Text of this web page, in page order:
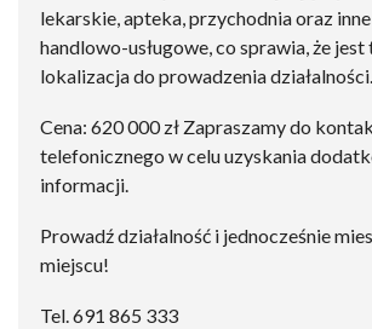
lekarskie, apteka, przychodnia oraz
handlowo-usługowe, co sprawia, że
lokalizacja do prowadzenia działalności.
Cena: 620 000 zł Zapraszamy do
telefonicznego w celu uzyskania
informacji.
Prowadź działalność i jednocześnie
miejscu!
Tel. 691 865 333